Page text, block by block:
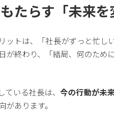
たらす「未来を
トは、「社長がずっと忙し
が終わり、「結局、何のた
いる社長は、 今の行動が未
あります。